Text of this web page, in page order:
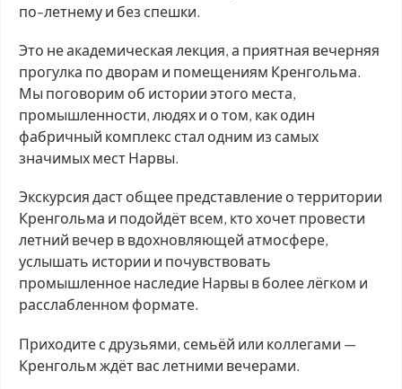
по-летнему и без спешки.
Это не академическая лекция, а приятная вечерняя
прогулка по дворам и помещениям Кренгольма.
Мы поговорим об истории этого места,
промышленности, людях и о том, как один
фабричный комплекс стал одним из самых
значимых мест Нарвы.
Экскурсия даст общее представление о территории
Кренгольма и подойдёт всем, кто хочет провести
летний вечер в вдохновляющей атмосфере,
услышать истории и почувствовать
промышленное наследие Нарвы в более лёгком и
расслабленном формате.
Приходите с друзьями, семьёй или коллегами —
Кренгольм ждёт вас летними вечерами.